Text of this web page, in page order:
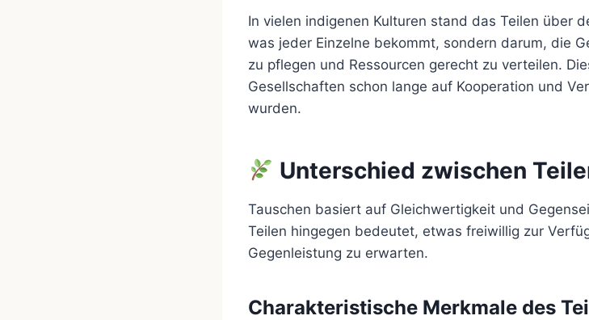
In vielen indigenen Kulturen stand das Teilen über
was jeder Einzelne bekommt, sondern darum, die
zu pflegen und Ressourcen gerecht zu verteilen.
Gesellschaften schon lange auf Kooperation und
wurden.
Unterschied zwischen
Tauschen basiert auf Gleichwertigkeit und
Teilen hingegen bedeutet, etwas freiwillig zur
Gegenleistung zu erwarten.
Charakteristische Merkmale des